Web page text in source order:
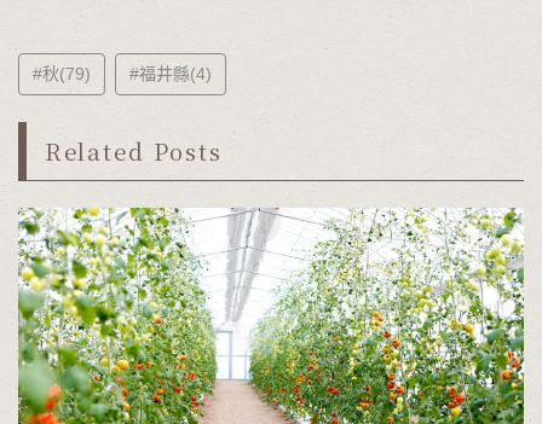
#秋(79) #福井縣(4)
Related Posts